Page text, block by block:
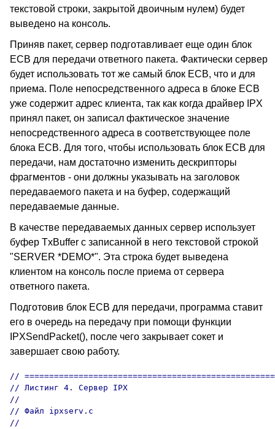
текстовой строки, закрытой двоичным нулем) будет
выведено на консоль.
Приняв пакет, сервер подготавливает еще один блок
ECB для передачи ответного пакета. Фактически сервер
будет использовать тот же самый блок ECB, что и для
приема. Поле непосредственного адреса в блоке ECB
уже содержит адрес клиента, так как когда драйвер IPX
принял пакет, он записал фактическое значение
непосредственного адреса в соответствующее поле
блока ECB. Для того, чтобы использовать блок ECB для
передачи, нам достаточно изменить дескрипторы
фрагментов - они должны указывать на заголовок
передаваемого пакета и на буфер, содержащий
передаваемые данные.
В качестве передаваемых данных сервер использует
буфер TxBuffer с записанной в него текстовой строкой
"SERVER *DEMO*". Эта строка будет выведена
клиентом на консоль после приема от сервера
ответного пакета.
Подготовив блок ECB для передачи, программа ставит
его в очередь на передачу при помощи функции
IPXSendPacket(), после чего закрывает сокет и
завершает свою работу.
// ===================================================
// Листинг 4. Сервер IPX
//
// Файл ipxserv.c
//